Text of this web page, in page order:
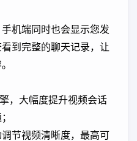
机端同时也会显示您发
到完整的聊天记录，让
，大幅度提升视频会话
节视频清晰度，最高可